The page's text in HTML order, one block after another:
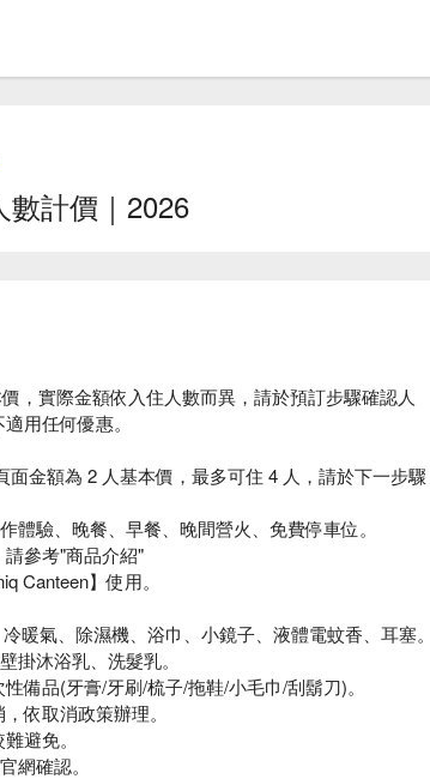
計價｜2026
，實際金額依入住人數而異，請於預訂步驟確認人
用任何優惠。
面金額為 2 人基本價，最多可住 4 人，請於下一步驟
體驗、晚餐、早餐、晚間營火、免費停車位。
請參考"商品介紹"
Canteen】使用。
暖氣、除濕機、浴巾、小鏡子、液體電蚊香、耳塞。
掛沐浴乳、洗髮乳。
備品(牙膏/牙刷/梳子/拖鞋/小毛巾/刮鬍刀)。
依取消政策辦理。
避免。
網確認。